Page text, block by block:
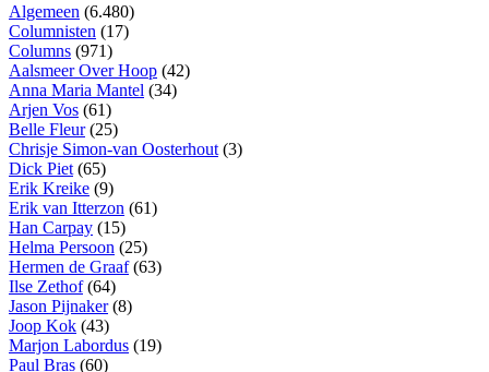
Algemeen (6.480)
Columnisten (17)
Columns (971)
Aalsmeer Over Hoop (42)
Anna Maria Mantel (34)
Arjen Vos (61)
Belle Fleur(25)
Chrisje Simon-van Oosterhout (3)
Dick Piet (65)
Erik Kreike (9)
Erik van Itterzon (61)
Han Carpay (15)
Helma Persoon (25)
Hermen de Graaf(63)
Ilse Zethof(64)
Jason Pijnaker(8)
Joop Kok (43)
Marjon Labordus (19)
Paul Bras (60)